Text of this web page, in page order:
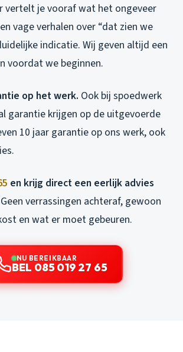
vertelt je vooraf wat het ongeveer
vage verhalen over “dat zien we
indicatie. Wij geven altijd een
voordat we beginnen.
op het werk. Ook bij spoedwerk
garantie krijgen op de uitgevoerde
10 jaar garantie op ons werk, ook
en krijg direct een eerlijk advies
verrassingen achteraf, gewoon
en wat er moet gebeuren.
NU BEREIKBAAR
BEL 085 019 27 65